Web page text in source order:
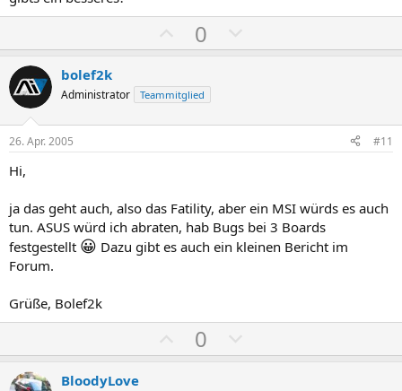
i
m
e
i
o
i
t
v
S
t
i
0
e
t
v
S
t
i
bolef2k
Administrator Teammitglied
26. Apr. 2005 #11
Hi,
ja das geht auch, also das Fatility, aber ein MSI würds es auch
tun. ASUS würd ich abraten, hab Bugs bei 3 Boards
festgestellt 😀 Dazu gibt es auch ein kleinen Bericht im
Forum.
Grüße, Bolef2k
o
0
e
BloodyLove